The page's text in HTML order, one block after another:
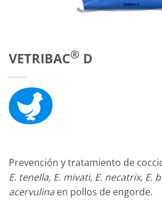
VETRIBAC® D
Prevención y tratamiento de
E. tenella, E. mivati, E. necatrix, E.
acervulina en pollos de engorde.